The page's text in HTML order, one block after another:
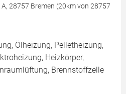
28757 Bremen (20km von 28757
Ölheizung, Pelletheizung,
Heizkörper,
Brennstoffzelle